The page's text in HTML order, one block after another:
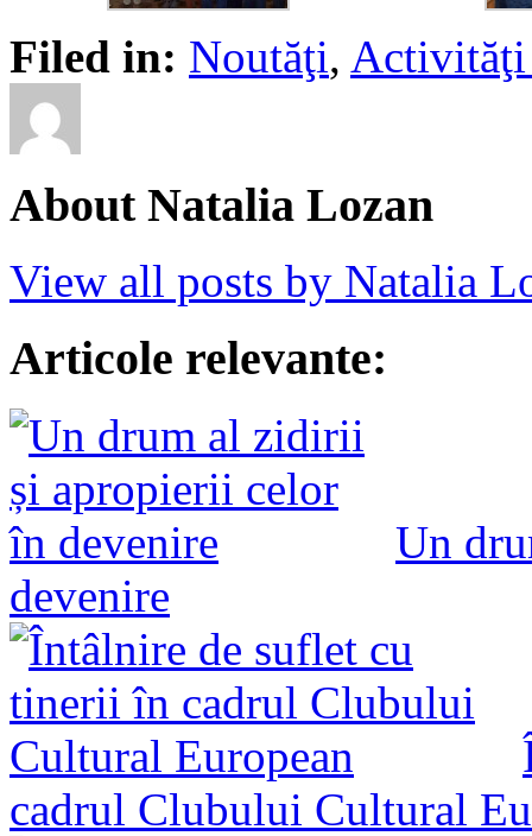
Filed in: Noutăţi, Activităţi
About Natalia Lozan
View all posts by Natalia
Articole relevante:
Un
devenire
cadrul Clubului Cultural